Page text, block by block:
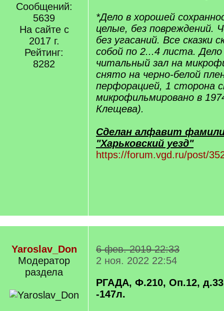
Сообщений:
5639
На сайте с
2017 г.
Рейтинг:
8282
*Дело в хорошей
целые, без повреждений.
без угасаний. Все сказки
собой по 2...4 листа.
читальный зал на
снято на черно-белой
перфорацией, 1 сторона
микрофильмировано в
Клещева).
Сделан алфавит
"Харьковский уезд"
https://forum.vgd.ru/post/
Yaroslav_Don
Модератор
раздела
6 фев. 2019 22:33
2 ноя. 2022 22:54
РГАДА, Ф.210, Оп.12,
-147л.